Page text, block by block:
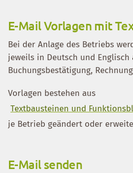
E-Mail Vorlagen mit
Bei der Anlage des Betriebs
jeweils in Deutsch und Englisch
Buchungsbestätigung,
Vorlagen bestehen aus
Textbausteinen und
je Betrieb geändert oder
E-Mail senden